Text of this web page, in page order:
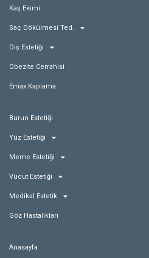
Kaş Ekimi
Saç Dökülmesi Ted.
Diş Estetiği
Obezite Cerrahisi
Emax Kaplama
Burun Estetiği
Yüz Estetiği
Meme Estetiği
Vücut Estetiği
Medikal Estetik
Göz Hastalıkları
Anasayfa